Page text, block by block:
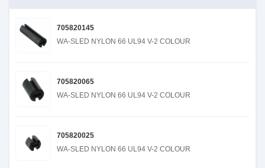
705820145
WA-SLED NYLON 66 UL94 V-2 COLOUR
705820065
WA-SLED NYLON 66 UL94 V-2 COLOUR
705820025
WA-SLED NYLON 66 UL94 V-2 COLOUR